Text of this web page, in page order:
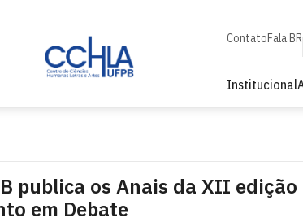
ContatoFala.BR
Institucional
publica os Anais da XII edição
em Debate